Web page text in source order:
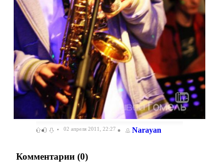
0 02 апреля 2011, 22:27 Narayan
Комментарии (0)